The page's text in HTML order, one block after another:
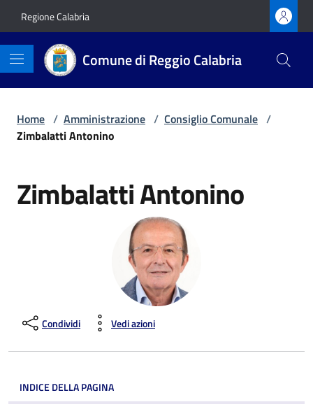
Regione Calabria
Comune di Reggio Calabria
Home / Amministrazione / Consiglio Comunale /
Zimbalatti Antonino
Zimbalatti Antonino
Condividi Vedi azioni
INDICE DELLA PAGINA